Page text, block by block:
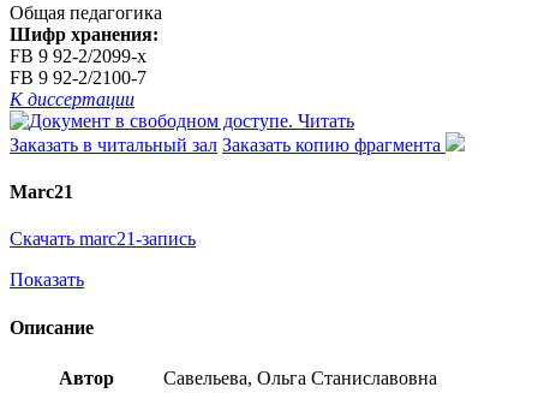
Общая педагогика
Шифр хранения:
FB 9 92-2/2099-x
FB 9 92-2/2100-7
К диссертации
Читать
Заказать в читальный зал Заказать копию фрагмента
Marc21
Скачать marc21-запись
Показать
Описание
Автор Савельева, Ольга Станиславовна